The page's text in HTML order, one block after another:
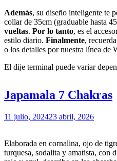
Además, su diseño inteligente te
collar de 35cm (graduable hasta
vueltas. Por lo tanto, es el
estilo diario. Finalmente,
o los detalles por nuestra línea de
El dije terminal puede variar
Japamala 7 Chakras
11 julio, 202423 abril, 2026
Elaborada en cornalina, ojo de
turquesa, sodalita y amatista, con